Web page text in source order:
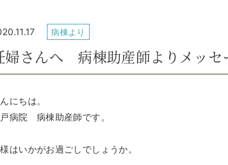
病棟より
婦さんへ 病棟助産師よりメッセ
にちは。
病院 病棟助産師です。
はいかがお過ごしでしょうか。